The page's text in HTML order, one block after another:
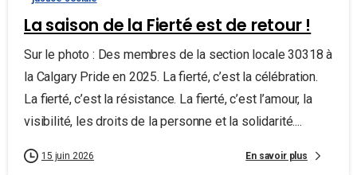
La saison de la Fierté est de retour !
Sur le photo : Des membres de la section locale 30318 à
la Calgary Pride en 2025. La fierté, c’est la célébration.
La fierté, c’est la résistance. La fierté, c’est l’amour, la
visibilité, les droits de la personne et la solidarité....
15 juin 2026 En savoir plus